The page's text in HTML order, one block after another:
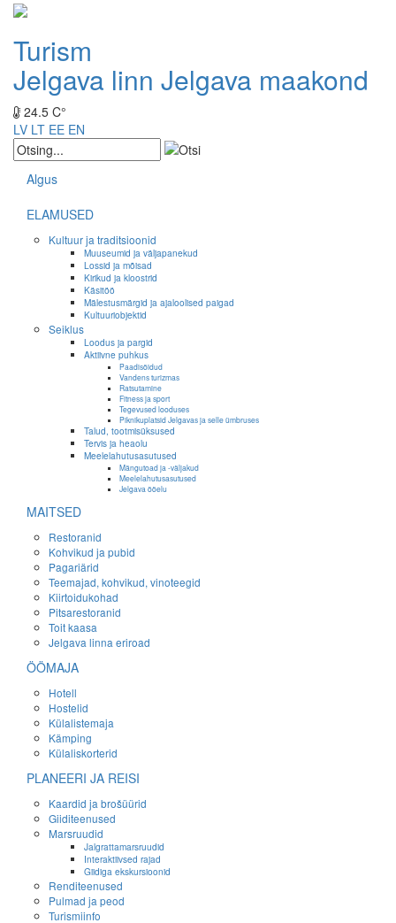
Turism
Jelgava linn Jelgava maakond
24.5 C°
LV LT EE EN
Algus
ELAMUSED
Kultuur ja traditsioonid
Muuseumid ja väljapanekud
Lossid ja mõisad
Kirikud ja kloostrid
Käsitöö
Mälestusmärgid ja ajaloolised paigad
Kultuuriobjektid
Seiklus
Loodus ja pargid
Aktiivne puhkus
Paadisõidud
Vandens turizmas
Ratsutamine
Fitness ja sport
Tegevused looduses
Piknikuplatsid Jelgavas ja selle ümbruses
Talud, tootmisüksused
Tervis ja heaolu
Meelelahutusasutused
Mängutoad ja -väljakud
Meelelahutusasutused
Jelgava ööelu
MAITSED
Restoranid
Kohvikud ja pubid
Pagariärid
Teemajad, kohvikud, vinoteegid
Kiirtoidukohad
Pitsarestoranid
Toit kaasa
Jelgava linna eriroad
ÖÖMAJA
Hotell
Hostelid
Külalistemaja
Kämping
Külaliskorterid
PLANEERI JA REISI
Kaardid ja brošüürid
Giiditeenused
Marsruudid
Jalgrattamarsruudid
Interaktiivsed rajad
Giidiga ekskursioonid
Renditeenused
Pulmad ja peod
Turismiinfo